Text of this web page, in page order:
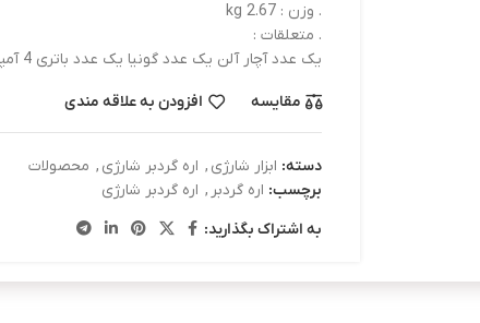
. وزن : 2.67 kg
. متعلقات :
یک عدد آچار آلن یک عدد گونیا یک عدد باتری 4 آمپر ساعت یک عدد شارژر 4 آمپری
مقایسه افزودن به علاقه مندی
دسته: ابزار شارژی , اره گردبر شارژی , محصولات
برچسب: اره گردبر , اره گردبر شارژی
به اشتراک بگذارید: